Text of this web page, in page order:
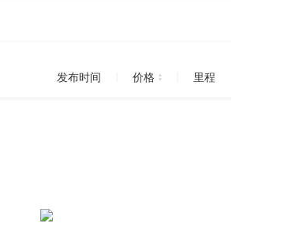
发布时间 价格 里程